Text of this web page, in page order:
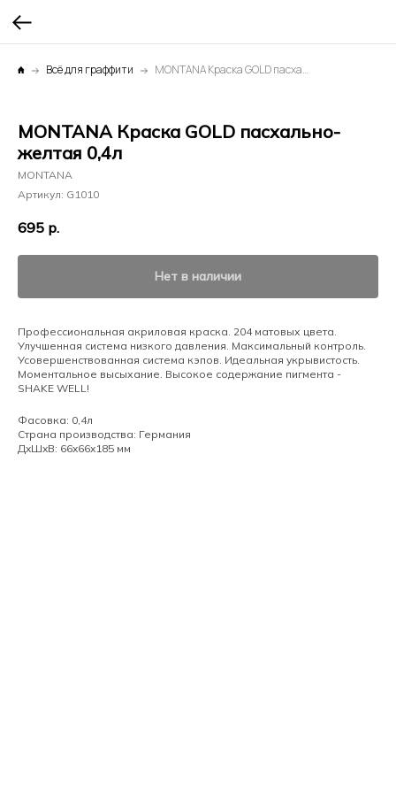
Всё для граффити MONTANA Краска GOLD пасхально-желтая 0,4л
MONTANA Краска GOLD пасхально-
желтая 0,4л
MONTANA
Артикул: G1010
695 р.
Нет в наличии
Профессиональная акриловая краска. 204 матовых цвета.
Улучшенная система низкого давления. Максимальный контроль.
Усовершенствованная система кэпов. Идеальная укрывистость.
Моментальное высыхание. Высокое содержание пигмента -
SHAKE WELL!
Фасовка: 0,4л
Страна производства: Германия
ДxШxВ: 66x66x185 мм